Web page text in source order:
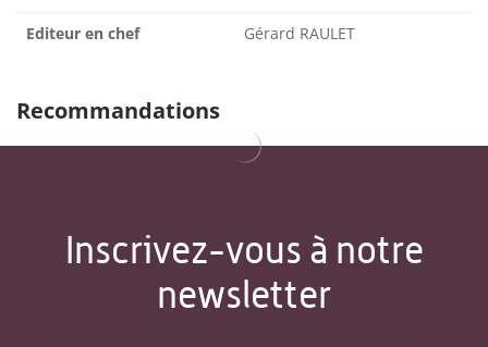
Editeur en chef Gérard RAULET
Recommandations
Inscrivez-vous à notre
newsletter